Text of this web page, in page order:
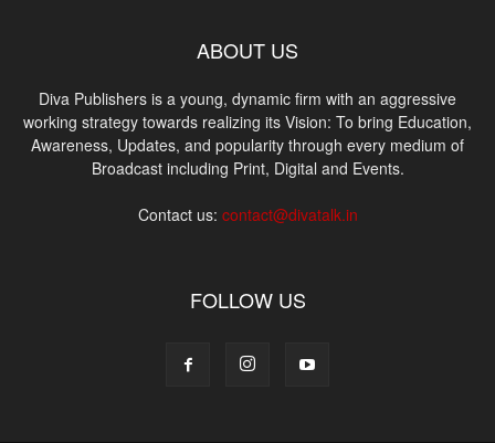
ABOUT US
Diva Publishers is a young, dynamic firm with an aggressive
working strategy towards realizing its Vision: To bring Education,
Awareness, Updates, and popularity through every medium of
Broadcast including Print, Digital and Events.
Contact us: contact@divatalk.in
FOLLOW US